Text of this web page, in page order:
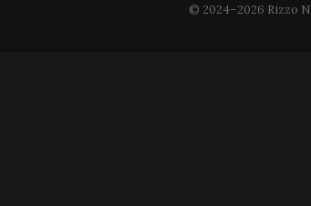
© 2024–2026 Rizzo